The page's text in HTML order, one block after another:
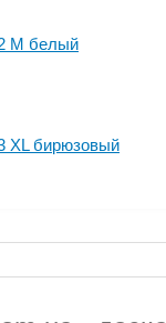
M белый
XL бирюзовый